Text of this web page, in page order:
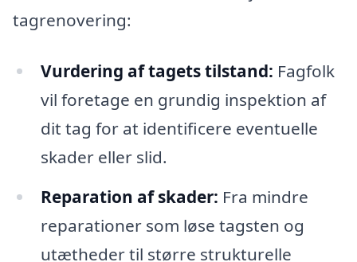
tagrenovering:
Vurdering af tagets tilstand: Fagfolk
vil foretage en grundig inspektion af
dit tag for at identificere eventuelle
skader eller slid.
Reparation af skader: Fra mindre
reparationer som løse tagsten og
utætheder til større strukturelle